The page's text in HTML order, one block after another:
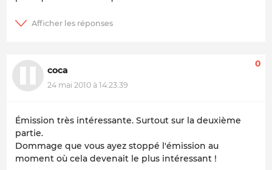
coca
24 mai 2010 à 14:23:39
0
Émission très intéressante. Surtout sur la deuxième
partie.
Dommage que vous ayez stoppé l'émission au
moment où cela devenait le plus intéressant !